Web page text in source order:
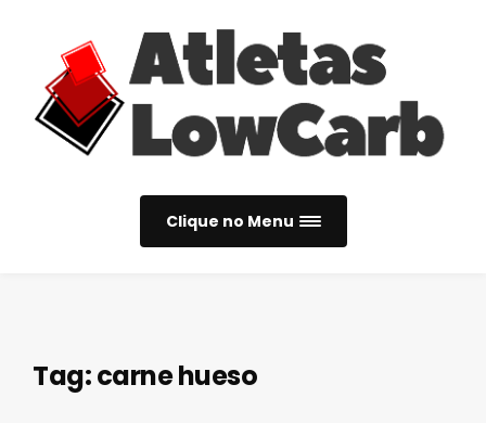
Clique no Menu
Tag:carne hueso